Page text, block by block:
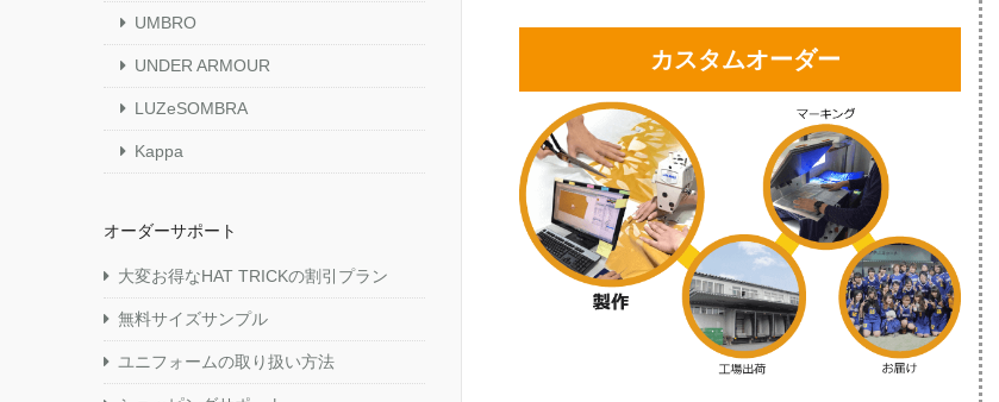
カスタムオーダー
UMBRO
UNDER ARMOUR
LUZeSOMBRA
Kappa
オーダーサポート
大変お得なHAT TRICKの割引プラン
無料サイズサンプル
ユニフォームの取り扱い方法